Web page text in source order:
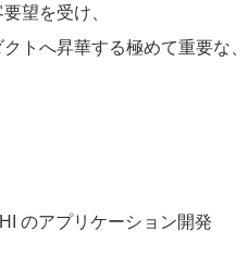
望を受け、
トへ昇華する極めて重要な、
のアプリケーション開発